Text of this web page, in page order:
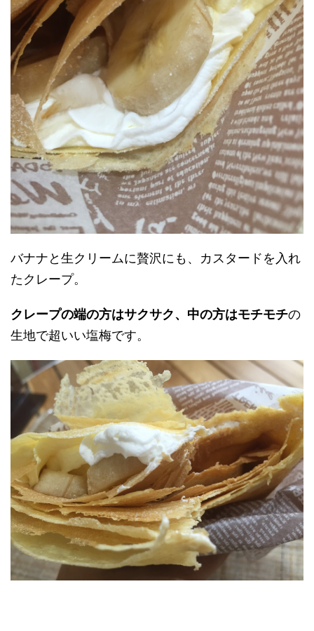
バナナと生クリームに贅沢にも、カスタードを入れ
たクレープ。
クレープの端の方はサクサク、中の方はモチモチの
生地で超いい塩梅です。